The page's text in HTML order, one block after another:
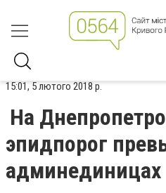
15:01, 5 лютого 2018 р.
На
эпидпорог
админединицах